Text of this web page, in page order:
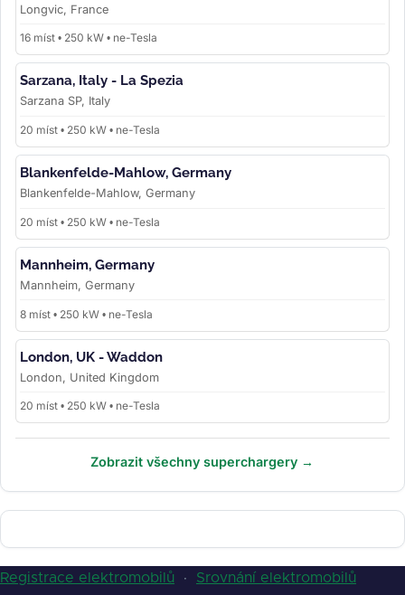
Longvic, France
16 míst • 250 kW • ne-Tesla
Sarzana, Italy - La Spezia
Sarzana SP, Italy
20 míst • 250 kW • ne-Tesla
Blankenfelde-Mahlow, Germany
Blankenfelde-Mahlow, Germany
20 míst • 250 kW • ne-Tesla
Mannheim, Germany
Mannheim, Germany
8 míst • 250 kW • ne-Tesla
London, UK - Waddon
London, United Kingdom
20 míst • 250 kW • ne-Tesla
Zobrazit všechny superchargery →
Registrace elektromobilů · Srovnání elektromobilů